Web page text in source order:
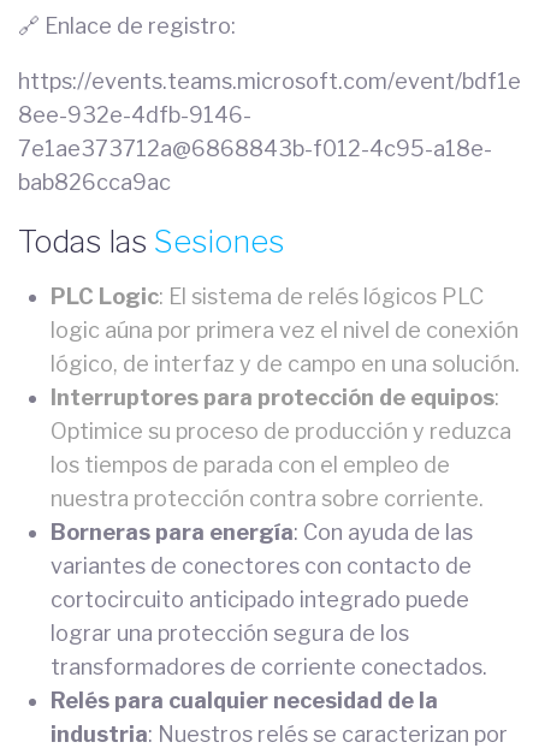
🔗 Enlace de registro:
https://events.teams.microsoft.com/event/bdf1e
8ee-932e-4dfb-9146-
7e1ae373712a@6868843b-f012-4c95-a18e-
bab826cca9ac
Todas las Sesiones
PLC Logic: El sistema de relés lógicos PLC
logic aúna por primera vez el nivel de conexión
lógico, de interfaz y de campo en una solución.
Interruptores para protección de equipos:
Optimice su proceso de producción y reduzca
los tiempos de parada con el empleo de
nuestra protección contra sobre corriente.
Borneras para energía: Con ayuda de las
variantes de conectores con contacto de
cortocircuito anticipado integrado puede
lograr una protección segura de los
transformadores de corriente conectados.
Relés para cualquier necesidad de la
industria: Nuestros relés se caracterizan por